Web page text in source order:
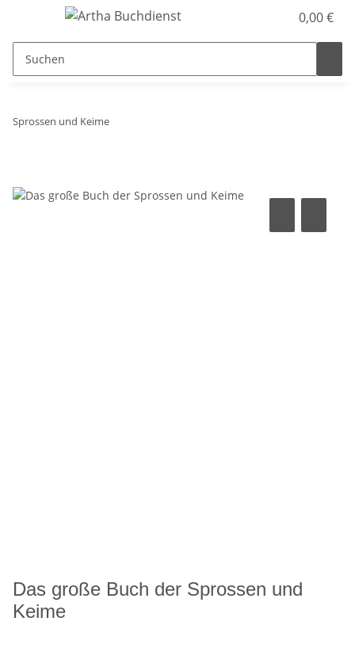
0,00 €
Sprossen und Keime
Das große Buch der Sprossen und
Keime